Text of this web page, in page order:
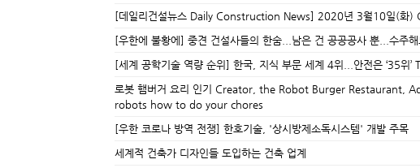
[데일리건설뉴스 Daily Construction News] 2020년 3월10일(화)
[우한에 불황에] 중견 건설사들의 한숨...남은 건 공공공사 뿐...수주
[세계 공학기술 역량 순위] 한국, 지식 부문 세계 4위...안전은 ‘35
로봇 햄버거 요리 인기 Creator, the Robot Burger Restaurant,
robots how to do your chores
[우한 코로나 방역 전쟁] 한호기술, '상시방제소독시스템' 개발 주목
세계적 건축가 디자인들 도입하는 건축 업계